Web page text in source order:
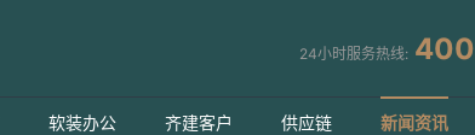
24小时服务热线:
软装办公 齐建客户 供应链 新闻资讯